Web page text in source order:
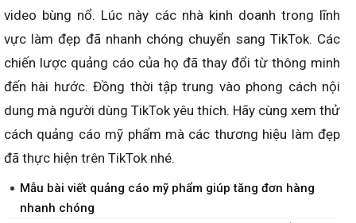
video bùng nổ. Lúc này các nhà kinh doanh trong lĩnh
vực làm đẹp đã nhanh chóng chuyển sang TikTok. Các
chiến lược quảng cáo của họ đã thay đổi từ thông minh
đến hài hước. Đồng thời tập trung vào phong cách nội
dung mà người dùng TikTok yêu thích. Hãy cùng xem thử
cách quảng cáo mỹ phẩm mà các thương hiệu làm đẹp
đã thực hiện trên TikTok nhé.
Mẫu bài viết quảng cáo mỹ phẩm giúp tăng đơn hàng
nhanh chóng